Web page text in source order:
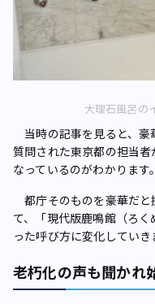
大理石風呂の
当時の記事を見ると、豪
質問された東京都の担当
なっているのがわかります。
都庁そのものを豪華だと
て、「現代版鹿鳴館（ろ
った呼び方に変化していき
老朽化の声も聞かれ